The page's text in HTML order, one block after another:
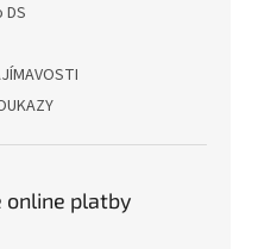
online platby